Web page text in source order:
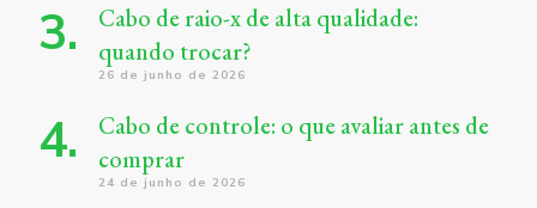
Cabo de raio-x de alta qualidade:
quando trocar?
26 de junho de 2026
Cabo de controle: o que avaliar antes de
comprar
24 de junho de 2026